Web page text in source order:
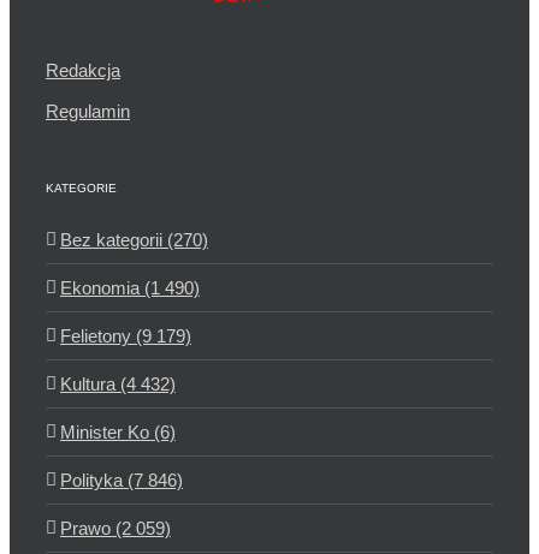
Redakcja
Regulamin
KATEGORIE
Bez kategorii (270)
Ekonomia (1 490)
Felietony (9 179)
Kultura (4 432)
Minister Ko (6)
Polityka (7 846)
Prawo (2 059)